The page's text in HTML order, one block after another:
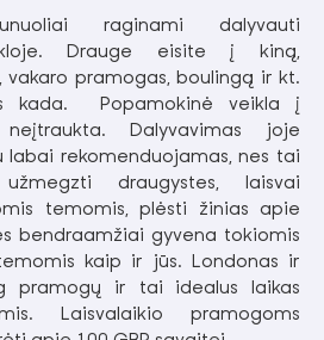
raginami dalyvauti
Drauge eisite į kiną,
vakaro pramogas, boulingą ir kt.
kada. Popamokinė veikla į
Dalyvavimas joje
labai rekomenduojamas, nes tai
draugystes, laisvai
temomis, plėsti žinias apie
bendraamžiai gyvena tokiomis
kaip ir jūs. Londonas ir
pramogų ir tai idealus laikas
Laisvalaikio pramogoms